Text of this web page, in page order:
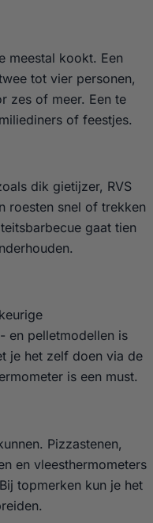
meestal kookt. Een
tot vier personen,
zes of meer. Een te
of feestjes.
dik gietijzer, RVS
roesten snel of trekken
gaat tien
en pelletmodellen is
je het zelf doen via de
is een must.
Pizzastenen,
en vleesthermometers
topmerken kun je het